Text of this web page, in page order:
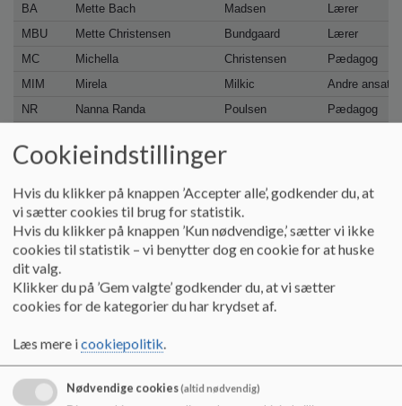
BA
Mette Bach Madsen
Lærer
MBU
Mette Christensen Bundgaard
Lærer
MC
Michella Christensen
Pædagog
MIM
Mirela Milkic
Andre ansatte
NR
Nanna Randa Poulsen
Pædagog
NL
Nicolai Fogt
NK
Nina Kahrimanovic
PP
Pernille Ring Pedersen
Pædagogisk
RD
Ralf Erbs Dohn
Lærer
WU
Stefan Wulff Vandborg
Lærer
ST
Steffen Engebæk
SØ
Søren Tipsmark Juulsen
Cookieindstillinger
Hvis du klikker på knappen ’Accepter alle’, godkender du, at
vi sætter cookies til brug for statistik.
Hvis du klikker på knappen ’Kun nødvendige,’ sætter vi ikke
cookies til statistik – vi benytter dog en cookie for at huske
dit valg.
Klikker du på ’Gem valgte’ godkender du, at vi sætter
cookies for de kategorier du har krydset af.
Læs mere icookiepolitik.
Nødvendige cookies(altid nødvendig)